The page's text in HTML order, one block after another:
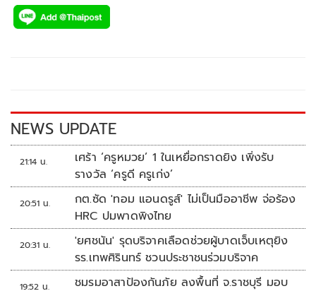
e
k
tt p
k
NEWS UPDATE
21:14 น.
เศร้า ‘ครูหมวย’ 1 ในเหยื่อกราดยิง เพิ่งรับ
รางวัล ‘ครูดี ครูเก่ง’
20:51 น.
กต.ซัด 'ทอม แอนดรูส์' ไม่เป็นมืออาชีพ จ่อร้อง
HRC ปมพาดพิงไทย
20:31 น.
'ยศชนัน' รุดบริจาคเลือดช่วยผู้บาดเจ็บเหตุยิง
รร.เทพศิรินทร์ ชวนประชาชนร่วมบริจาค
19:52 น.
ชมรมอาสาป้องกันภัย ลงพื้นที่ จ.ราชบุรี มอบ